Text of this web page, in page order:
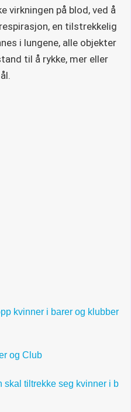
virkningen på blod, ved å
en tilstrekkelig
i lungene, alle objekter
til å rykke, mer eller
kvinner i barer og klubber
og Club
skal tiltrekke seg kvinner i b